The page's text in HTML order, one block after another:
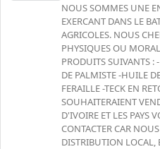
NOUS SOMMES UNE
EXERCANT DANS LE
AGRICOLES. NOUS
PHYSIQUES OU
PRODUITS SUIVANTS :
DE PALMISTE -HUILE
FERAILLE -TECK EN
SOUHAITERAIENT
D'IVOIRE ET LES PAYS
CONTACTER CAR
DISTRIBUTION LOCAL,